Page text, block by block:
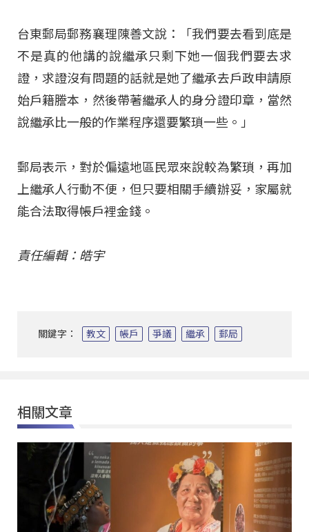
台東郵局郵務襄理陳善文說：「我們要去看到底是
不是真的他講的說繼承只剩下她一個我們要去求
證，求證沒有問題的話就是她了繼承去戶政申請原
始戶籍謄本，然後帶著繼承人的身分證印章，當然
說繼承比一般的作業程序還要繁瑣一些。」
郵局表示，對於偏遠地區民眾來說較為繁瑣，再加
上繼承人行動不便，但只要相關手續辦妥，家屬就
能合法取得帳戶裡金錢。
責任編輯：皓宇
關鍵字： 教文 帳戶 爭議 繼承 郵局
相關文章